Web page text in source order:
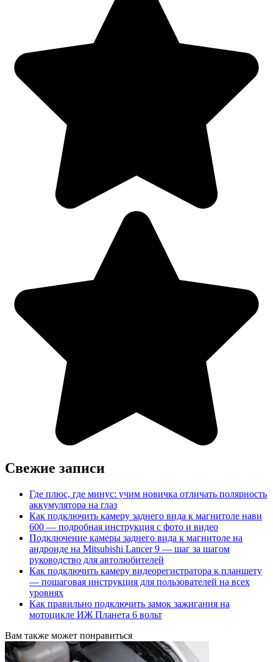
Свежие записи
Где плюс, где минус: учим новичка отличать полярность
аккумулятора на глаз
Как подключить камеру заднего вида к магнитоле нави
600 — подробная инструкция с фото и видео
Подключение камеры заднего вида к магнитоле на
андроиде на Mitsubishi Lancer 9 — шаг за шагом
руководство для автолюбителей
Как подключить камеру видеорегистратора к планшету
— пошаговая инструкция для пользователей на всех
уровнях
Как правильно подключить замок зажигания на
мотоцикле ИЖ Планета 6 вольт
Вам также может понравиться